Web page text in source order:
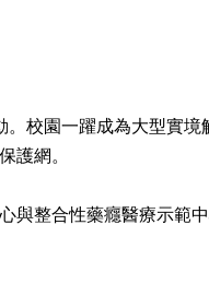
校園一躍成為大型實境
護網。
與整合性藥癮醫療示範